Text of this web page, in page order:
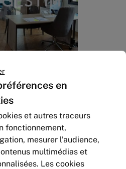
HTHC/an
en
et autres traceurs
fonctionnement,
mesurer l’audience,
multimédias et
Les cookies